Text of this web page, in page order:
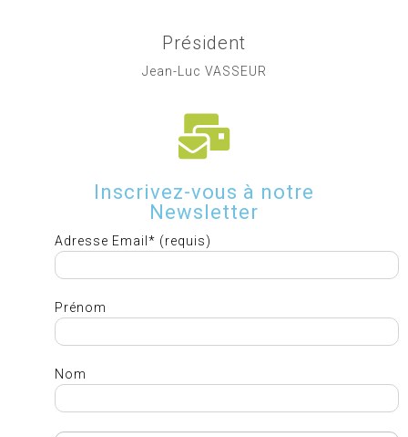
Président
Jean-Luc VASSEUR
Inscrivez-vous à notre
Newsletter
Adresse Email* (requis)
Prénom
Nom